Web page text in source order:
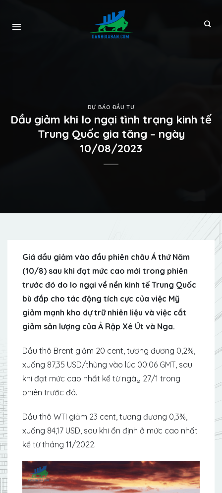
DỰ BÁO ĐẦU TƯ
Dầu giảm khi lo ngại tình trạng kinh tế
Trung Quốc gia tăng – ngày
10/08/2023
Giá dầu giảm vào đầu phiên châu Á thứ Năm
(10/8) sau khi đạt mức cao mới trong phiên
trước đó do lo ngại về nền kinh tế Trung Quốc
bù đắp cho tác động tích cực của việc Mỹ
giảm mạnh kho dự trữ nhiên liệu và việc cắt
giảm sản lượng của Ả Rập Xê Út và Nga.
Dầu thô Brent giảm 20 cent, tương đương 0,2%,
xuống 87,35 USD/thùng vào lúc 00:06 GMT, sau
khi đạt mức cao nhất kể từ ngày 27/1 trong
phiên trước đó.
Dầu thô WTI giảm 23 cent, tương đương 0,3%,
xuống 84,17 USD, sau khi ổn định ở mức cao nhất
kể từ tháng 11/2022.